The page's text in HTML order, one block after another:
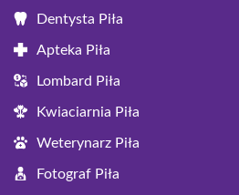
Dentysta Piła
Apteka Piła
Lombard Piła
Kwiaciarnia Piła
Weterynarz Piła
Fotograf Piła